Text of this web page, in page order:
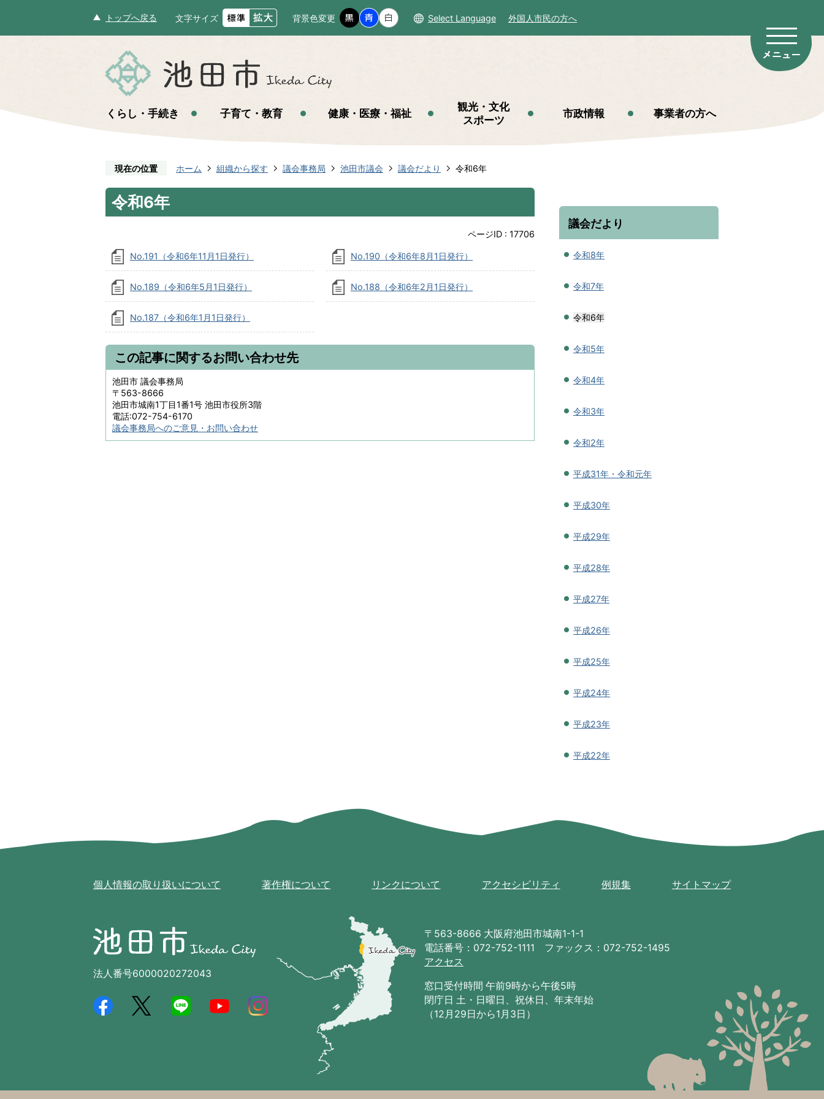
トップへ戻る 文字サイズ 背景色変更 Select Language 外国人市民の方へ
くらし・手続き 子育て・教育 健康・医療・福祉
観光・文化
スポーツ
市政情報 事業者の方へ
現在の位置 ホーム 組織から探す 議会事務局 池田市議会 議会だより 令和6年
令和6年
ページID : 17706
No.191（令和6年11月1日発行） No.190（令和6年8月1日発行）
No.189（令和6年5月1日発行） No.188（令和6年2月1日発行）
No.187（令和6年1月1日発行）
この記事に関するお問い合わせ先
池田市 議会事務局
〒563-8666
池田市城南1丁目1番1号 池田市役所3階
電話:072-754-6170
議会事務局へのご意見・お問い合わせ
議会だより
令和8年
令和7年
令和6年
令和5年
令和4年
令和3年
令和2年
平成31年・令和元年
平成30年
平成29年
平成28年
平成27年
平成26年
平成25年
平成24年
平成23年
平成22年
個人情報の取り扱いについて 著作権について リンクについて アクセシビリティ 例規集 サイトマップ
池
田
Ikeda
法人番号6000020272043
の
〒563-8666 大阪府池田市城南1-1-1
電話番号：072-752-1111 ファックス：072-752-1495
アクセス
窓口受付時間 午前9時から午後5時
閉庁日 土・日曜日、祝休日、年末年始
（12月29日から1月3日）